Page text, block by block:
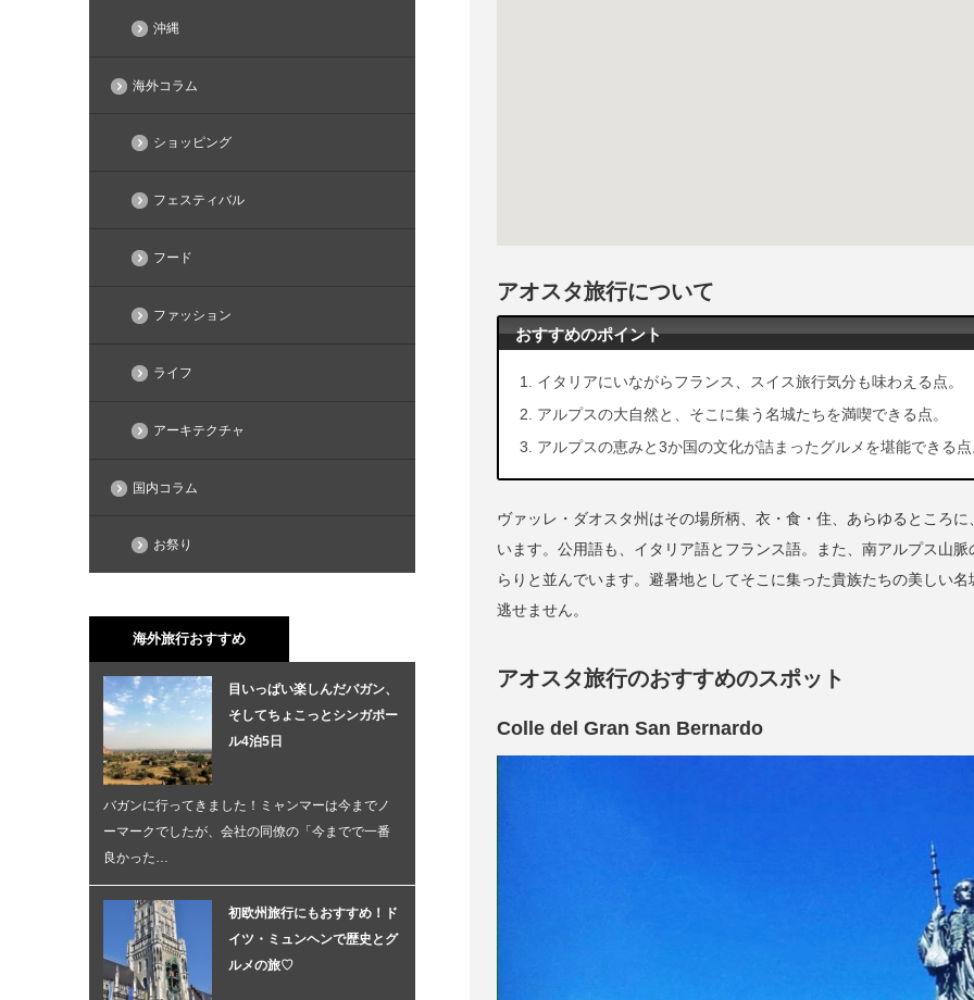
アオスタ旅行について
おすすめのポイント
イタリアにいながらフランス、スイス旅行気分も味わえる点。
アルプスの大自然と、そこに集う名城たちを満喫できる点。
アルプスの恵みと3か国の文化が詰まったグルメを堪能できる点
ヴァッレ・ダオスタ州はその場所柄、衣・食・住、あらゆるところ
います。公用語も、イタリア語とフランス語。また、南アルプス山
らりと並んでいます。避暑地としてそこに集った貴族たちの美しい
逃せません。
アオスタ旅行のおすすめのスポット
Colle del Gran San Bernardo
沖縄
海外コラム
ショッピング
フェスティバル
フード
ファッション
ライフ
アーキテクチャ
国内コラム
お祭り
海外旅行おすすめ
目いっぱい楽しんだバガン、
そしてちょこっとシンガポー
ル4泊5日
バガンに行ってきました！ミャンマーは今までノ
ーマークでしたが、会社の同僚の「今までで一番
良かった…
初欧州旅行にもおすすめ！ド
イツ・ミュンヘンで歴史とグ
ルメの旅♡